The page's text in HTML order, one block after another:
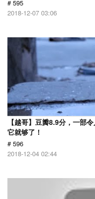
# 595
2018-12-07 03:06
【越哥】豆瓣8.9分，一部
它就够了！
# 596
2018-12-04 02:44